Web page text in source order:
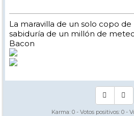
La maravilla de un solo copo de
sabiduría de un millón de
Bacon
Karma: 0 - Votos positivos: 0 -